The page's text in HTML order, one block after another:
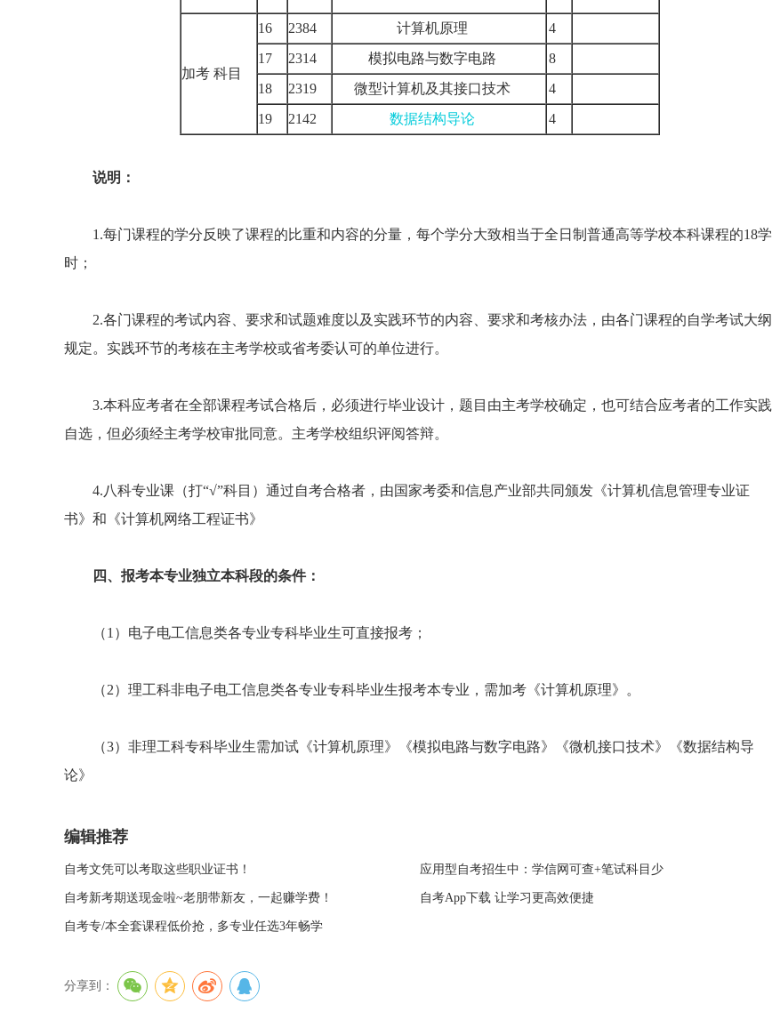
加考 科目
16 2384 计算机原理
4
17
2314 模拟电路与数字电路
8
18
2319 微型计算机及其接口技术
4
19
2142 数据结构导论 4
说明：
1.每门课程的学分反映了课程的比重和内容的分量，每个学分大致相当于全日制普通高等学校本科课程的18学
时；
2.各门课程的考试内容、要求和试题难度以及实践环节的内容、要求和考核办法，由各门课程的自学考试大纲
规定。实践环节的考核在主考学校或省考委认可的单位进行。
3.本科应考者在全部课程考试合格后，必须进行毕业设计，题目由主考学校确定，也可结合应考者的工作实践
自选，但必须经主考学校审批同意。主考学校组织评阅答辩。
4.八科专业课（打“√”科目）通过自考合格者，由国家考委和信息产业部共同颁发《计算机信息管理专业证
书》和《计算机网络工程证书》
四、报考本专业独立本科段的条件：
（1）电子电工信息类各专业专科毕业生可直接报考；
（2）理工科非电子电工信息类各专业专科毕业生报考本专业，需加考《计算机原理》。
（3）非理工科专科毕业生需加试《计算机原理》《模拟电路与数字电路》《微机接口技术》《数据结构导
论》
编辑推荐
自考文凭可以考取这些职业证书！ 应用型自考招生中：学信网可查+笔试科目少
自考新考期送现金啦~老朋带新友，一起赚学费！ 自考App下载 让学习更高效便捷
自考专/本全套课程低价抢，多专业任选3年畅学
分享到：